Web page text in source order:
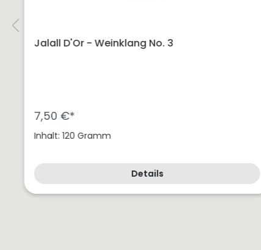
Jalall D'Or - Weinklang No. 3
7,50 €*
Inhalt: 120 Gramm
Details